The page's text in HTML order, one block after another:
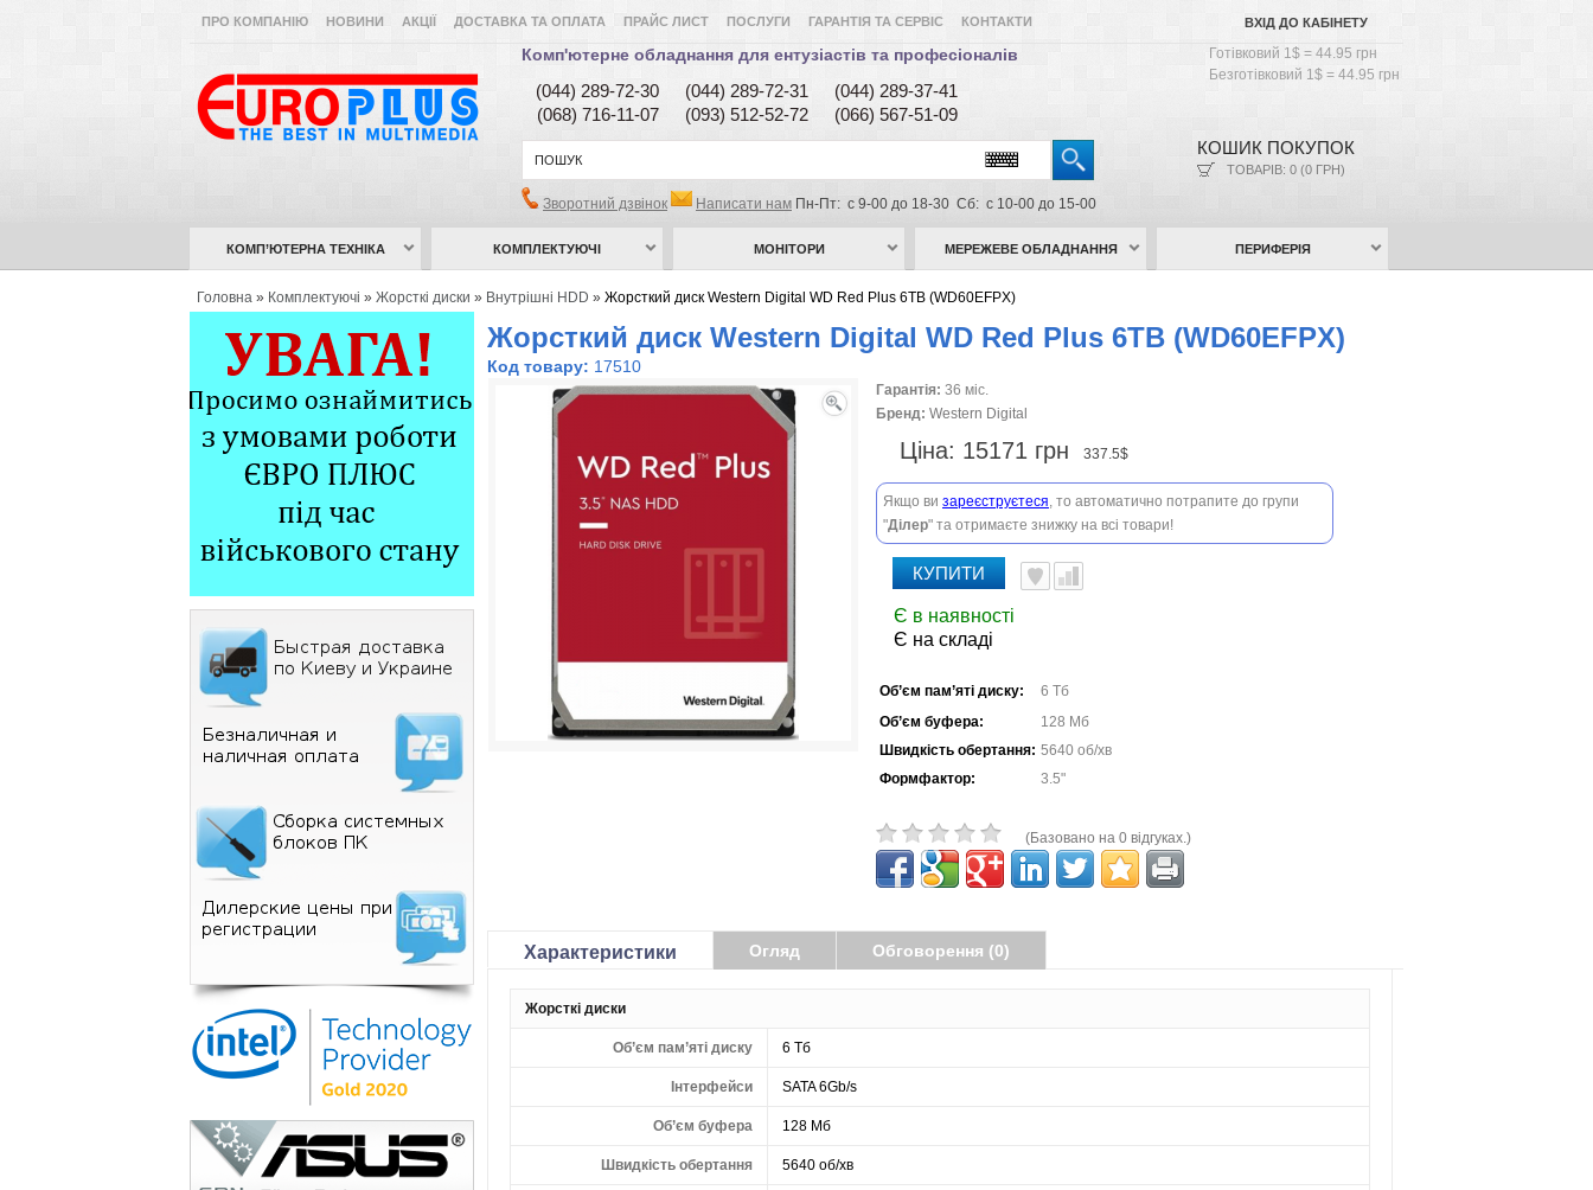
ВХІД ДО КАБІНЕТУ
ПРО КОМПАНІЮ НОВИНИ АКЦІЇ ДОСТАВКА ТА ОПЛАТА ПРАЙС ЛИСТ ПОСЛУГИ ГАРАНТІЯ ТА СЕРВІС КОНТАКТИ
Комп'ютерне обладнання для ентузіастів та професіоналів
Готівковий 1$ = 44.95 грн
Безготівковий 1$ = 44.95 грн
(044) 289-72-30 (044) 289-72-31
(044) 289-37-41
(068) 716-11-07
(093) 512-52-72
(066) 567-51-09
КОШИК ПОКУПОК
ТОВАРІВ: 0 (0 ГРН)
Зворотний дзвінок Написати нам Пн-Пт: с 9-00 до 18-30 Сб: с 10-00 до 15-00
КОМП’ЮТЕРНА ТЕХНІКА КОМПЛЕКТУЮЧІ МОНІТОРИ МЕРЕЖЕВЕ ОБЛАДНАННЯ ПЕРИФЕРІЯ
Головна » Комплектуючі » Жорсткі диски » Внутрішні HDD » Жорсткий диск Western Digital WD Red Plus 6TB (WD60EFPX)
Жорсткий диск Western Digital WD Red Plus 6TB (WD60EFPX)
Код товару: 17510
Гарантія: 36 міс.
Бренд: Western Digital
Ціна: 15171 грн 337.5$
Якщо ви зареєструєтеся, то автоматично потрапите до групи
"Ділер" та отримаєте знижку на всі товари!
КУПИТИ
Є в наявності
Є на складі
Об’єм пам’яті диску:
6 Тб
Об’єм буфера:
128 Мб
Швидкість обертання: 5640 об/хв
Формфактор:
3.5"
(Базовано на 0 відгуках.)
Характеристики Огляд Обговорення (0)
Жорсткі диски
Об’єм пам’яті диску 6 Тб
Інтерфейси SATA 6Gb/s
Об’єм буфера 128 Мб
Швидкість обертання 5640 об/хв